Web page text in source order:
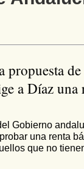
propuesta
a Díaz una
Gobierno
una renta
que no